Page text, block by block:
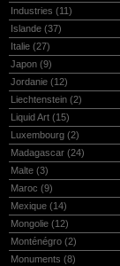
Industries (11)
Islande (37)
Italie (27)
Japon (9)
Jordanie (12)
Liechtenstein (2)
Liquid Art (15)
Luxembourg (2)
Madagascar (24)
Malte (3)
Maroc (9)
Mexique (14)
Mongolie (12)
Monténégro (2)
Monuments (8)